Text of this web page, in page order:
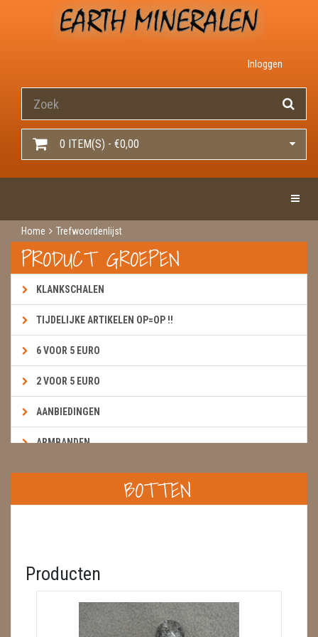
Inloggen
0 ITEM(S) - €0,00
Home Trefwoordenlijst
PRODUCT GROEPEN
KLANKSCHALEN
TIJDELIJKE ARTIKELEN OP=OP !!
6 VOOR 5 EURO
2 VOOR 5 EURO
AANBIEDINGEN
ARMBANDEN
BOEKEN & KAARTEN E.A.R.T.H.
BOLLEN
CADEAUBONNEN
BOTTEN
Producten